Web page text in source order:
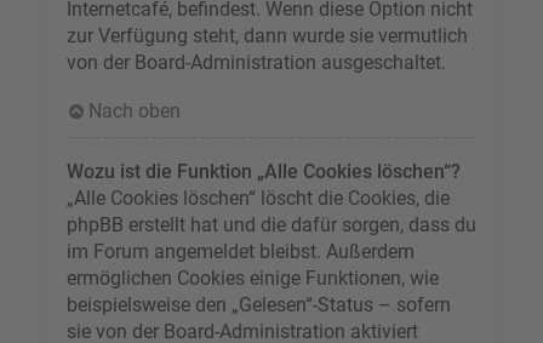
Internetcafé, befindest. Wenn diese Option nicht
zur Verfügung steht, dann wurde sie vermutlich
von der Board-Administration ausgeschaltet.
Nach oben
Wozu ist die Funktion „Alle Cookies löschen“?
„Alle Cookies löschen“ löscht die Cookies, die
phpBB erstellt hat und die dafür sorgen, dass du
im Forum angemeldet bleibst. Außerdem
ermöglichen Cookies einige Funktionen, wie
beispielsweise den „Gelesen“-Status – sofern
sie von der Board-Administration aktiviert